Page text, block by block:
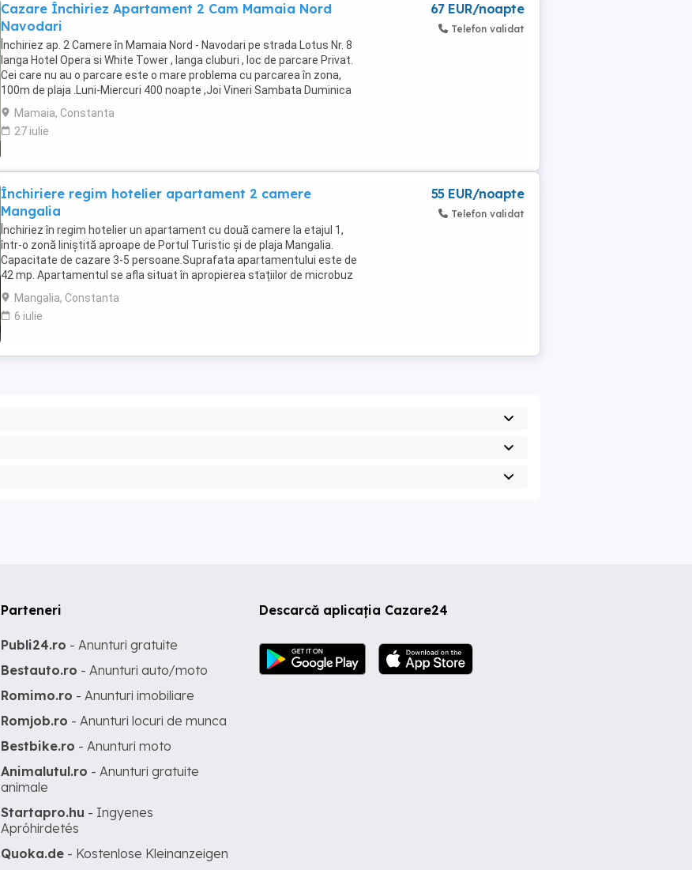
Cazare Închiriez Apartament 2 Cam Mamaia Nord
Navodari
Închiriez ap. 2 Camere în Mamaia Nord - Navodari pe strada Lotus Nr. 8
langa Hotel Opera si White Tower , langa cluburi , loc de parcare Privat.
Cei care nu au o parcare este o mare problema cu parcarea în zona,
100m de plaja .Luni-Miercuri 400 noapte ,Joi Vineri Sambata Duminica
500 Ron :noapte . ...
Mamaia, Constanta
27 iulie
67 EUR/noapte
Telefon validat
Închiriere regim hotelier apartament 2 camere
Mangalia
Închiriez în regim hotelier un apartament cu două camere la etajul 1,
într-o zonă liniștită aproape de Portul Turistic și de plaja Mangalia.
Capacitate de cazare 3-5 persoane.Suprafata apartamentului este de
42 mp. Apartamentul se afla situat în apropierea stațiilor de microbuz
către dinspre Constanța, ...
Mangalia, Constanta
6 iulie
55 EUR/noapte
Telefon validat
Descarcă aplicația Cazare24
Parteneri
Publi24.ro - Anunturi gratuite
Bestauto.ro - Anunturi auto/moto
Romimo.ro - Anunturi imobiliare
Romjob.ro - Anunturi locuri de munca
Bestbike.ro - Anunturi moto
Animalutul.ro - Anunturi gratuite
animale
Startapro.hu - Ingyenes
Apróhirdetés
Quoka.de - Kostenlose Kleinanzeigen